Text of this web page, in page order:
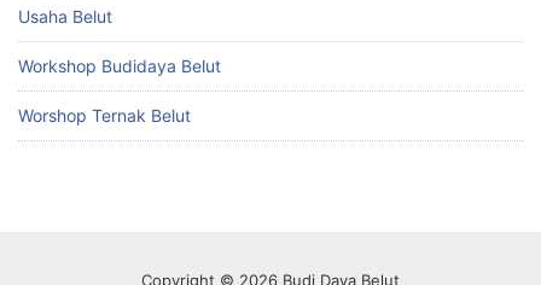
Usaha Belut
Workshop Budidaya Belut
Worshop Ternak Belut
Copyright © 2026 Budi Daya Belut